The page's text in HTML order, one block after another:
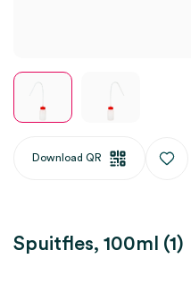
Download QR
Spuitfles, 100ml (1)